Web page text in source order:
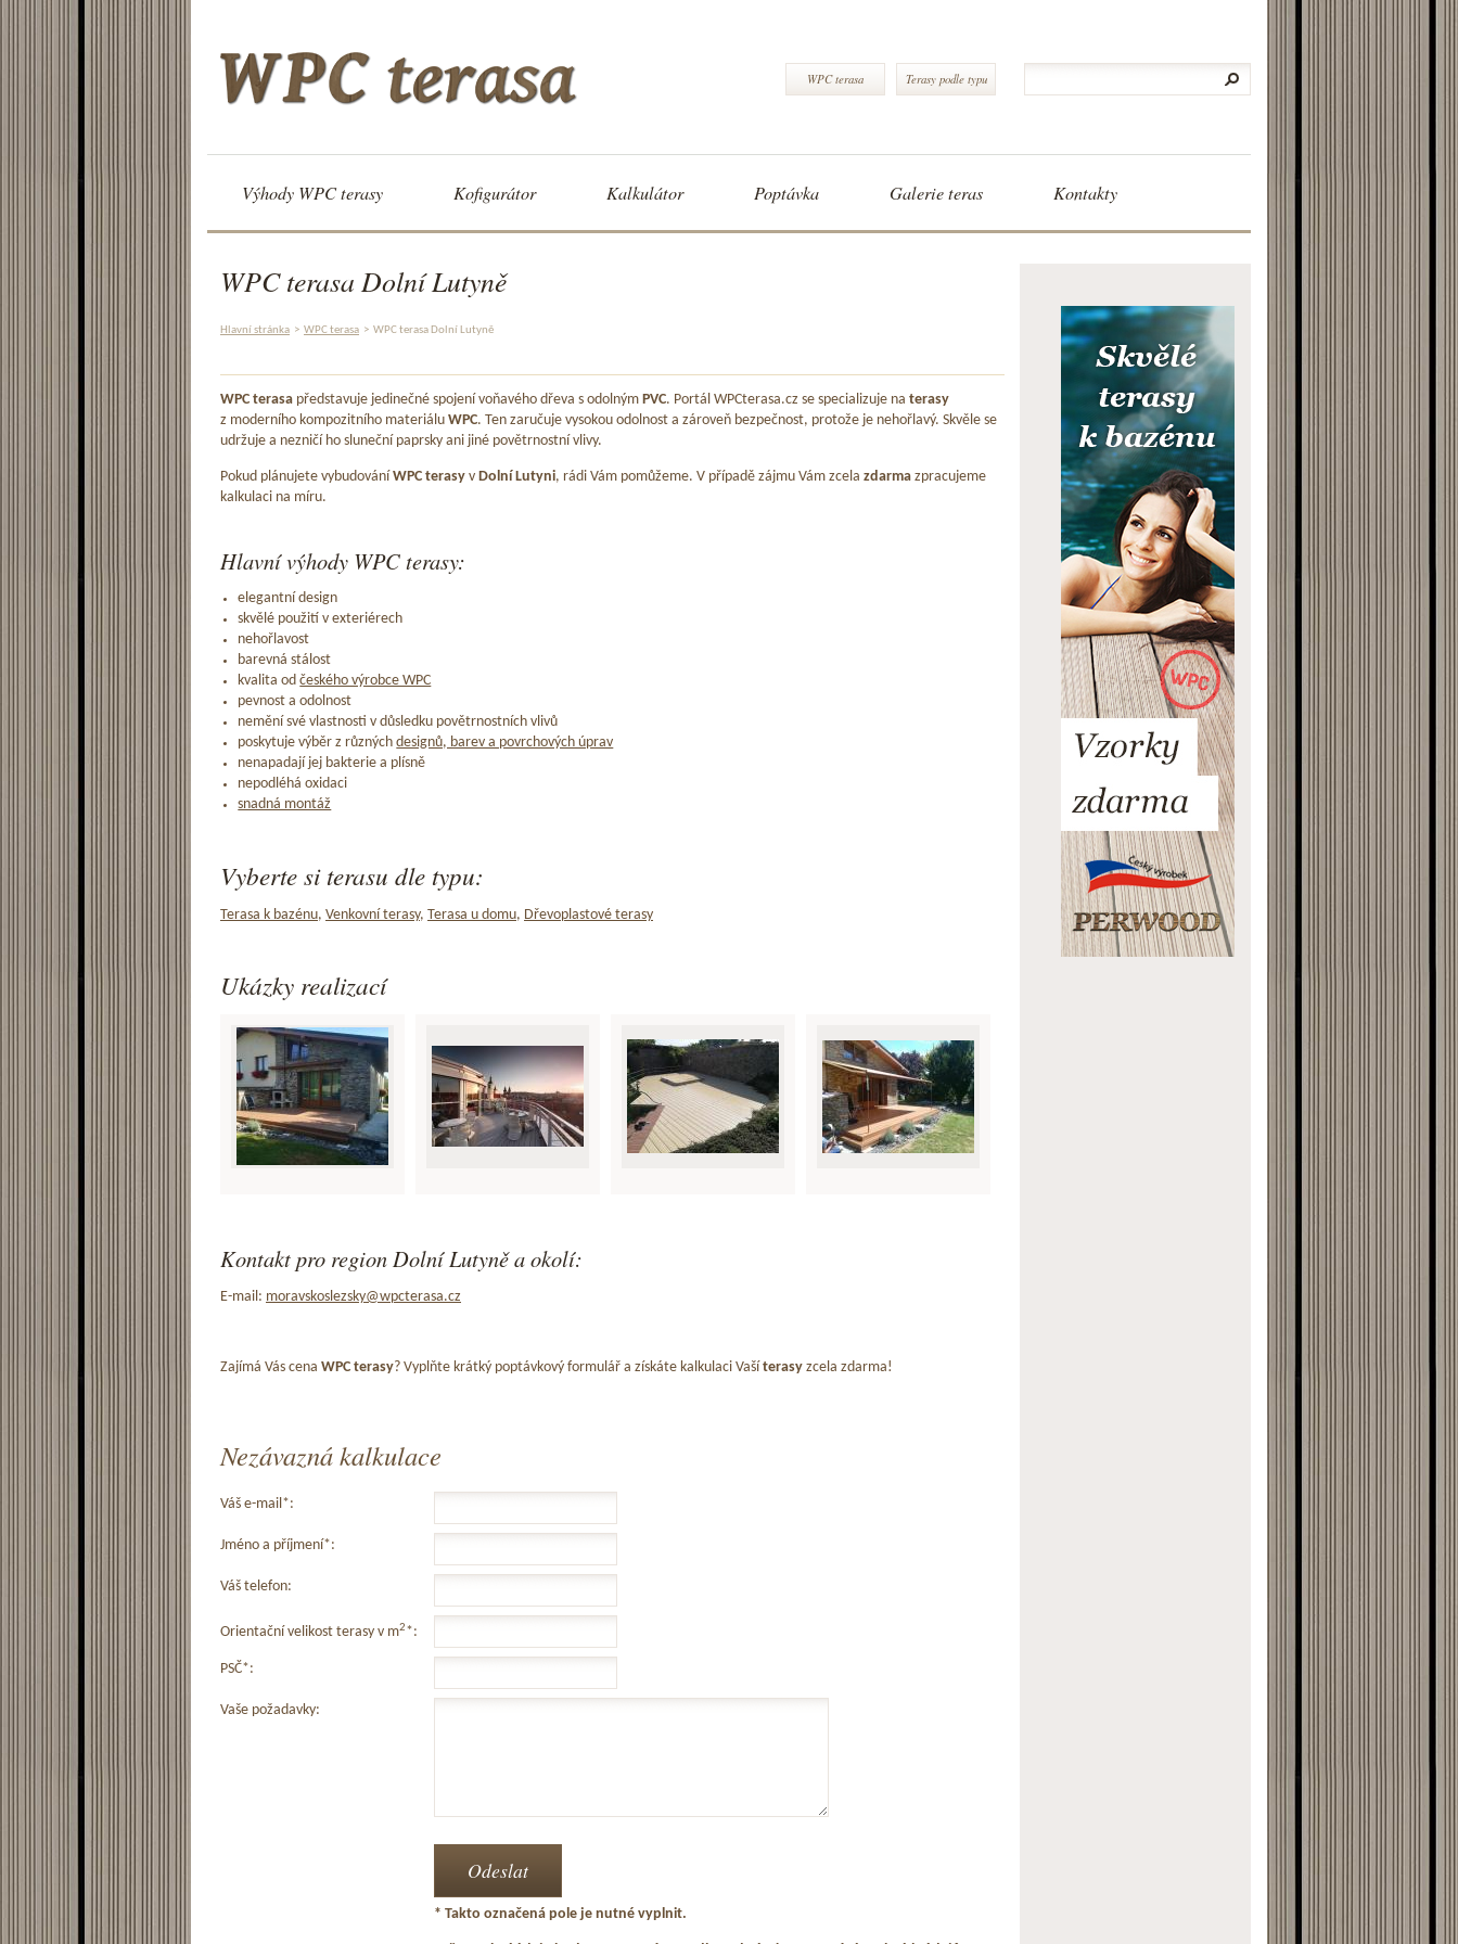
WPC terasa Terasy podle typu
Výhody WPC terasy Kofigurátor Kalkulátor Poptávka Galerie teras Kontakty
WPC terasa Dolní Lutyně
Hlavní stránka > WPC terasa > WPC terasa Dolní Lutyně
WPC terasa představuje jedinečné spojení voňavého dřeva s odolným PVC. Portál WPCterasa.cz se specializuje na terasy
z moderního kompozitního materiálu WPC. Ten zaručuje vysokou odolnost a zároveň bezpečnost, protože je nehořlavý. Skvěle se
udržuje a nezničí ho sluneční paprsky ani jiné povětrnostní vlivy.
Pokud plánujete vybudování WPC terasy v Dolní Lutyni, rádi Vám pomůžeme. V případě zájmu Vám zcela zdarma zpracujeme
kalkulaci na míru.
Hlavní výhody WPC terasy:
elegantní design
skvělé použití v exteriérech
nehořlavost
barevná stálost
kvalita odčeského výrobce WPC
pevnost a odolnost
nemění své vlastnosti v důsledku povětrnostních vlivů
poskytuje výběr z různýchdesignů, barev a povrchových úprav
nenapadají jej bakterie a plísně
nepodléhá oxidaci
snadná montáž
Vyberte si terasu dle typu:
Terasa k bazénu, Venkovní terasy, Terasa u domu, Dřevoplastové terasy
Ukázky realizací
Kontakt pro region Dolní Lutyně a okolí:
E-mail: moravskoslezsky@wpcterasa.cz
Zajímá Vás cena WPC terasy? Vyplňte krátký poptávkový formulář a získáte kalkulaci Vaší terasy zcela zdarma!
Nezávazná kalkulace
Váš e-mail*:
Jméno a příjmení*:
Váš telefon:
Orientační velikost terasy v m2*:
PSČ*:
Vaše požadavky:
* Takto označená pole je nutné vyplnit.